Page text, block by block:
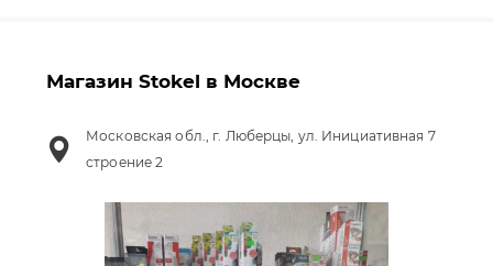
Магазин Stokel в Москве
Московская обл., г. Люберцы, ул. Инициативная 7
строение 2